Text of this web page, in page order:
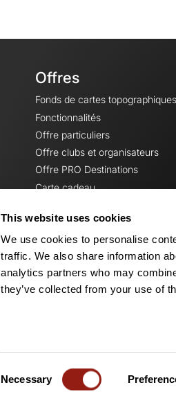
This website uses cookies
We use cookies to personalise
traffic. We also share information
analytics partners who may
they’ve collected from your use of
Necessary
Offres
Fonds de cartes topographiques
Fonctionnalités
Offre particuliers
Offre clubs et organisateurs
Offre PRO Destinations
Carte cadeau